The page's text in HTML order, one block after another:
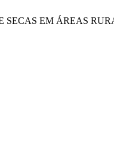
SECAS EM ÁREAS